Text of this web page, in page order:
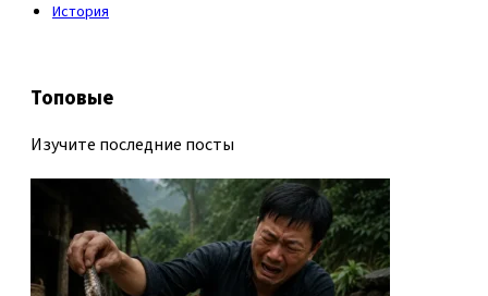
История
Топовые
Изучите последние посты